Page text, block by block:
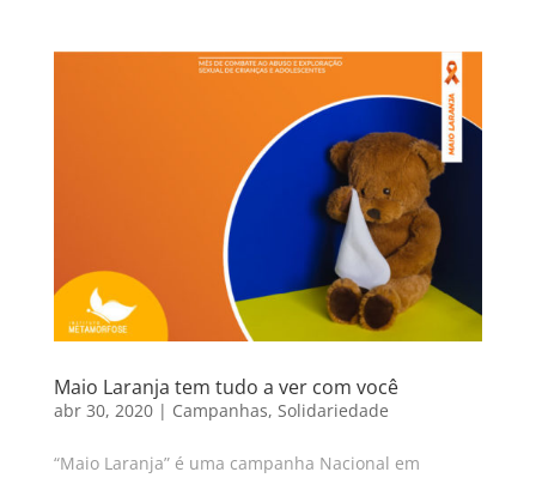
Maio Laranja tem tudo a ver com você
abr 30, 2020| Campanhas, Solidariedade
“Maio Laranja” é uma campanha Nacional em